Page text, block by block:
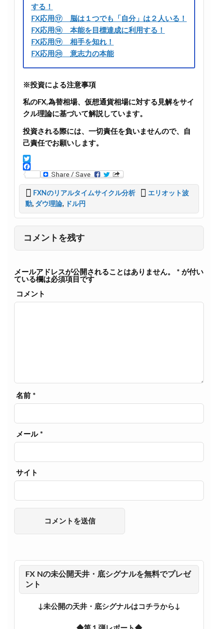
する！
FX応用⑰ 脳は１つでも「自分」は２人いる！
FX応用⑱ 本能を目標達成に利用する！
FX応用⑲ 相手を知れ！
FX応用⑳ 意志力の本能
※投資による注意事項
私のFX,為替相場、仮想通貨相場に対する見解をサイ
クル理論に基づいて解説しています。
投資される際には、一切責任を負いませんので、自
己責任でお願いします。
T
w
e
r
F
c
e
b
o
FXNのリアルタイムサイクル分析
エリオット波
動, ダウ理論, ドル円
コメントを残す
メールアドレスが公開されることはありません。 *が付い
ている欄は必須項目です
コメント
名前 *
メール *
サイト
FX Nの未公開天井・底シグナルを無料でプレゼ
ント
↓未公開の天井・底シグナルはコチラから↓